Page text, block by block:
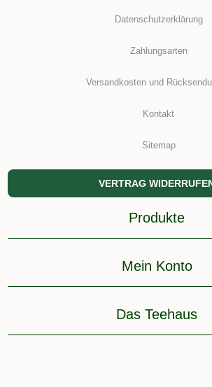
Datenschutzerklärung
Zahlungsarten
Versandkosten und
Kontakt
Sitemap
VERTRAG
Produkte
Mein Konto
Das Teehaus